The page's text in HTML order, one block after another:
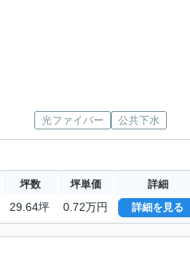
光ファイバー 公共下水
坪数 坪単価 詳細
29.64坪 0.72万円 詳細を見る